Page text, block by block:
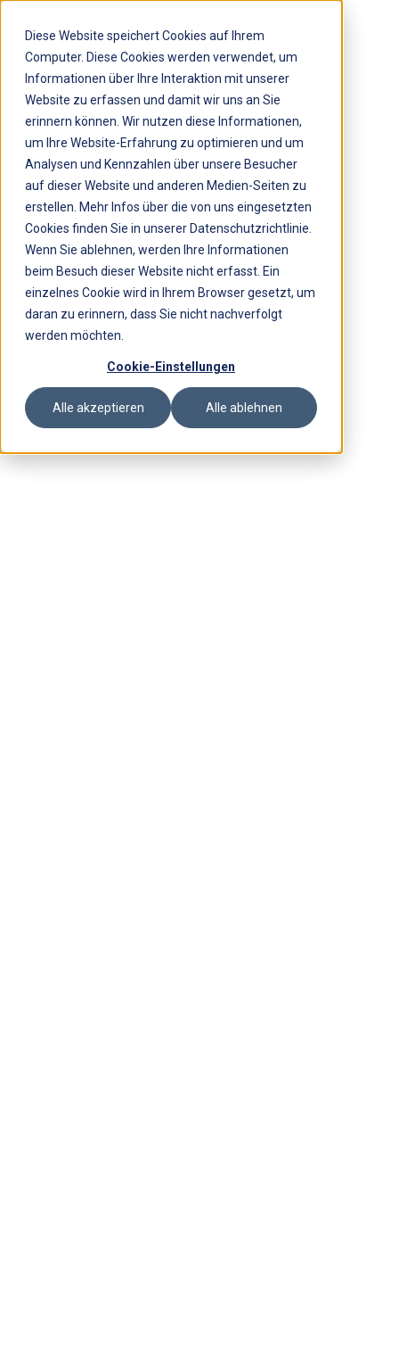
Diese Website speichert Cookies auf Ihrem
Computer. Diese Cookies werden verwendet, um
Informationen über Ihre Interaktion mit unserer
Website zu erfassen und damit wir uns an Sie
erinnern können. Wir nutzen diese Informationen,
um Ihre Website-Erfahrung zu optimieren und um
Analysen und Kennzahlen über unsere Besucher
auf dieser Website und anderen Medien-Seiten zu
erstellen. Mehr Infos über die von uns eingesetzten
Cookies finden Sie in unserer Datenschutzrichtlinie.
Wenn Sie ablehnen, werden Ihre Informationen
beim Besuch dieser Website nicht erfasst. Ein
einzelnes Cookie wird in Ihrem Browser gesetzt, um
daran zu erinnern, dass Sie nicht nachverfolgt
werden möchten.
Cookie-Einstellungen
Alle akzeptieren Alle ablehnen